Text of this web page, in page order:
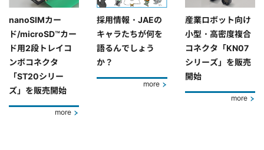
nanoSIMカー
ド/microSD™カー
ド用2段トレイコ
ンボコネクタ
「ST20シリー
ズ」を販売開始
more
採用情報・JAEの
キャラたちが何を
語るんでしょう
か？
more
産業ロボット向け
小型・高密度複合
コネクタ「KN07
シリーズ」を販売
開始
more